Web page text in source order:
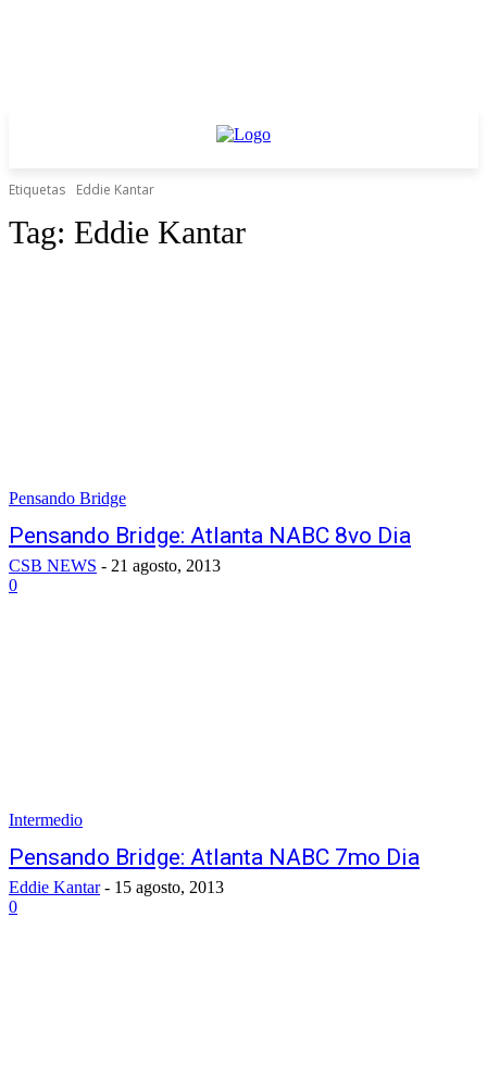
Etiquetas Eddie Kantar
Tag: Eddie Kantar
Pensando Bridge
Pensando Bridge: Atlanta NABC 8vo Dia
CSB NEWS - 21 agosto, 2013
0
Intermedio
Pensando Bridge: Atlanta NABC 7mo Dia
Eddie Kantar - 15 agosto, 2013
0